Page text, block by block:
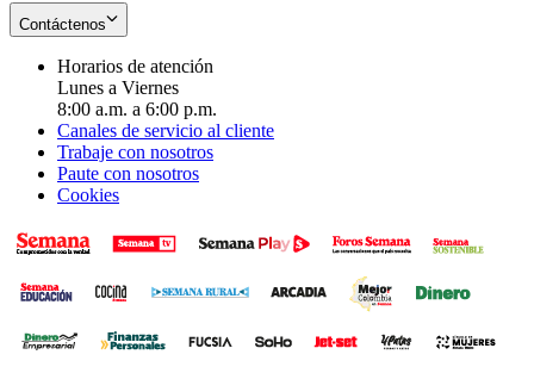
Contáctenos
Horarios de atención
Lunes a Viernes
8:00 a.m. a 6:00 p.m.
Canales de servicio al cliente
Trabaje con nosotros
Paute con nosotros
Cookies